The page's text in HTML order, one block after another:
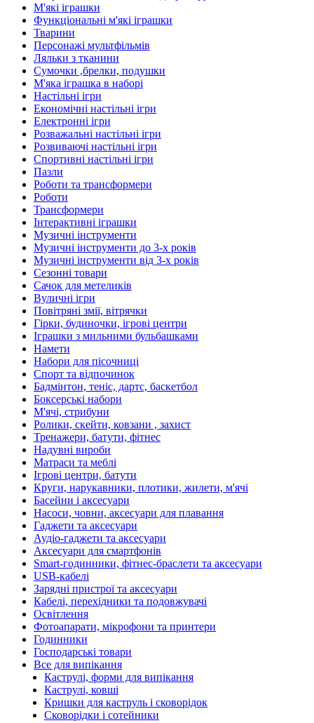
М'які іграшки
Функціональні м'які іграшки
Тварини
Персонажі мультфільмів
Ляльки з тканини
Сумочки ,брелки, подушки
М'яка іграшка в наборі
Настільні ігри
Економічні настільні ігри
Електронні ігри
Розважальні настільні ігри
Розвиваючі настільні ігри
Спортивні настільні ігри
Пазли
Роботи та трансформери
Роботи
Трансформери
Інтерактивні іграшки
Музичні інструменти
Музичні інструменти до 3-х років
Музичні інструменти від 3-х років
Сезонні товари
Сачок для метеликів
Вуличні ігри
Повітряні змії, вітрячки
Гірки, будиночки, ігрові центри
Іграшки з мильними бульбашками
Намети
Набори для пісочниці
Спорт та відпочинок
Бадмінтон, теніс, дартс, баскетбол
Боксерські набори
М'ячі, стрибуни
Ролики, скейти, ковзани , захист
Тренажери, батути, фітнес
Надувні вироби
Матраси та меблі
Ігрові центри, батути
Круги, нарукавники, плотики, жилети, м'ячі
Басейни і аксесуари
Насоси, човни, аксесуари для плавання
Гаджети та аксесуари
Аудіо-гаджети та аксесуари
Аксесуари для смартфонів
Smart-годинники, фітнес-браслети та аксесуари
USB-кабелі
Зарядні пристрої та аксесуари
Кабелі, перехідники та подовжувачі
Освітлення
Фотоапарати, мікрофони та принтери
Годинники
Господарські товари
Все для випікання
Каструлі, форми для випікання
Каструлі, ковші
Кришки для каструль і сковорідок
Сковорідки і сотейники